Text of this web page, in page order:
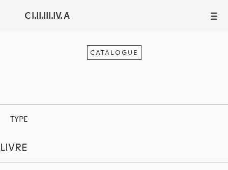
C I.II.III.IV. A III
CATALOGUE
TYPE
LIVRE